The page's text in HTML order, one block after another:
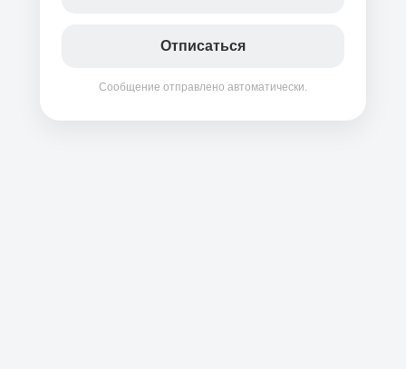
Отписаться
Сообщение отправлено автоматически.